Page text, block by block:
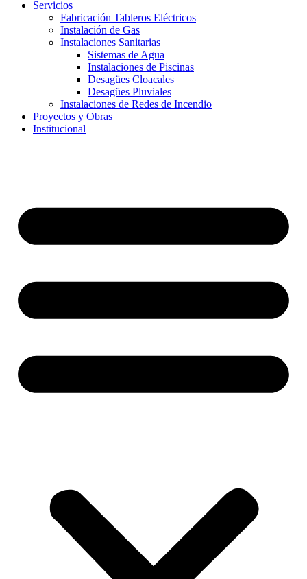
Servicios
Fabricación Tableros Eléctricos
Instalación de Gas
Instalaciones Sanitarias
Sistemas de Agua
Instalaciones de Piscinas
Desagües Cloacales​
Desagües Pluviales
Instalaciones de Redes de Incendio
Proyectos y Obras
Institucional